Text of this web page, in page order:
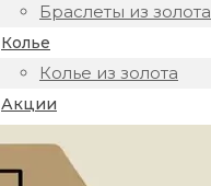
Браслеты из золота
Колье
Колье из золота
Акции